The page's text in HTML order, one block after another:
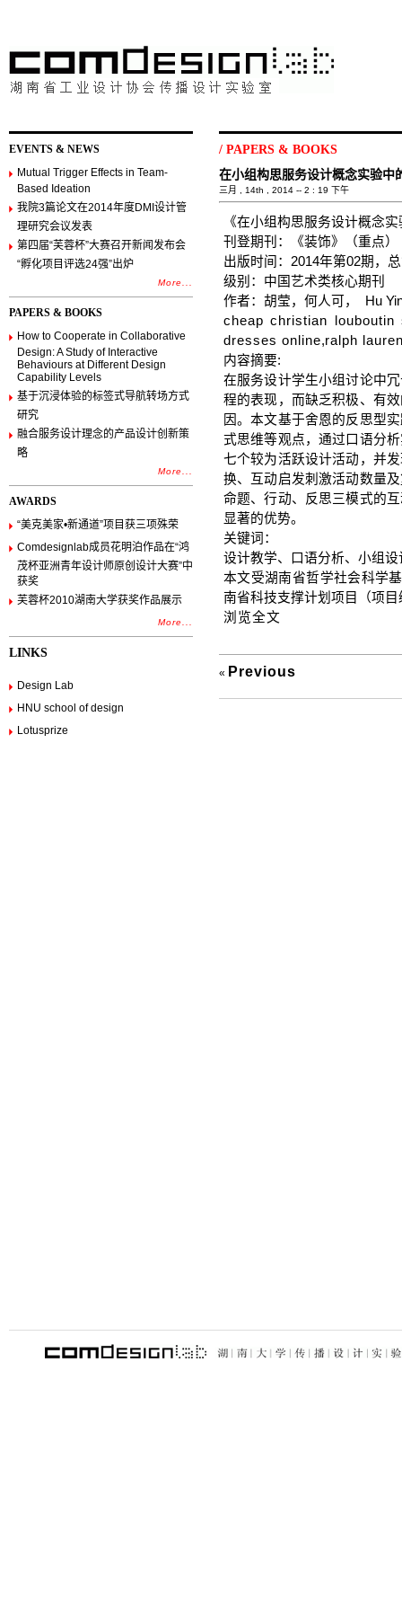
EVENTS & NEWS
Mutual Trigger Effects in Team-
Based Ideation
我院3篇论文在2014年度DMI设计管
理研究会议发表
第四届“芙蓉杯”大赛召开新闻发布会
“孵化项目评选24强”出炉
More...
PAPERS & BOOKS
How to Cooperate in Collaborative
Design: A Study of Interactive
Behaviours at Different Design
Capability Levels
基于沉浸体验的标签式导航转场方式
研究
融合服务设计理念的产品设计创新策
略
More...
AWARDS
“美克美家•新通道”项目获三项殊荣
Comdesignlab成员花明泊作品在“鸿
茂杯亚洲青年设计师原创设计大赛”中
获奖
芙蓉杯2010湖南大学获奖作品展示
More...
LINKS
Design Lab
HNU school of design
Lotusprize
/ PAPERS & BOOKS
在小组构思服务设计概念实验中
三月 , 14th , 2014 -- 2 : 19 下午
《在小组构思服务设计概念
刊登期刊：《装饰》（重点）
出版时间：2014年第02期，
级别：中国艺术类核心期刊
作者：胡莹，何人可， Hu
cheap christian louboutin
dresses online,ralph
内容摘要:
在服务设计学生小组讨论中
程的表现，而缺乏积极、有
因。本文基于舍恩的反思型
式思维等观点，通过口语分
七个较为活跃设计活动，并
换、互动启发刺激活动数量
命题、行动、反思三模式的
显著的优势。
关键词：
设计教学、口语分析、小组
本文受湖南省哲学社会科学
南省科技支撑计划项目（项
浏览全文
« Previous